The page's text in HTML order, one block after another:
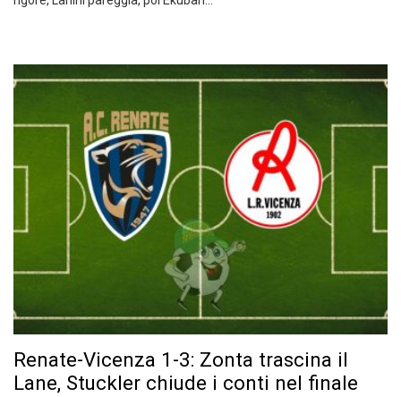
Renate-Vicenza 1-3: Zonta trascina il
Lane, Stuckler chiude i conti nel finale